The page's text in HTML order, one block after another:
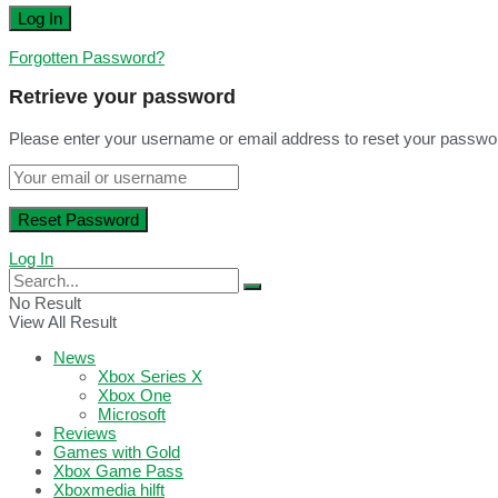
Forgotten Password?
Retrieve your password
Please enter your username or email address to reset your
Log In
No Result
View All Result
News
Xbox Series X
Xbox One
Microsoft
Reviews
Games with Gold
Xbox Game Pass
Xboxmedia hilft